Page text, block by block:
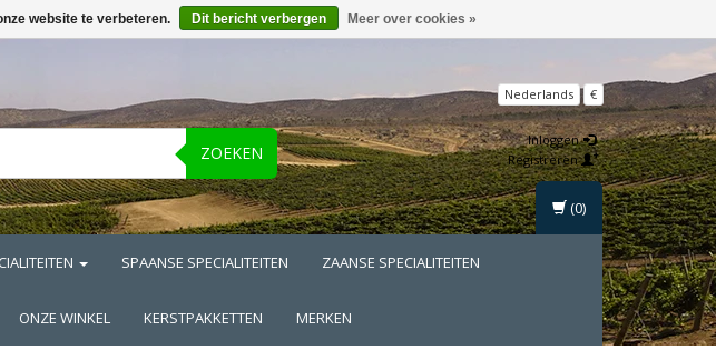
ZOEKEN
Nederlands €
Inloggen
Registreren
SPAANSE SPECIALITEITEN ZAANSE SPECIALITEITEN
ONZE WINKEL KERSTPAKKETTEN MERKEN
(0)
website te verbeteren. Dit bericht verbergen Meer over cookies »